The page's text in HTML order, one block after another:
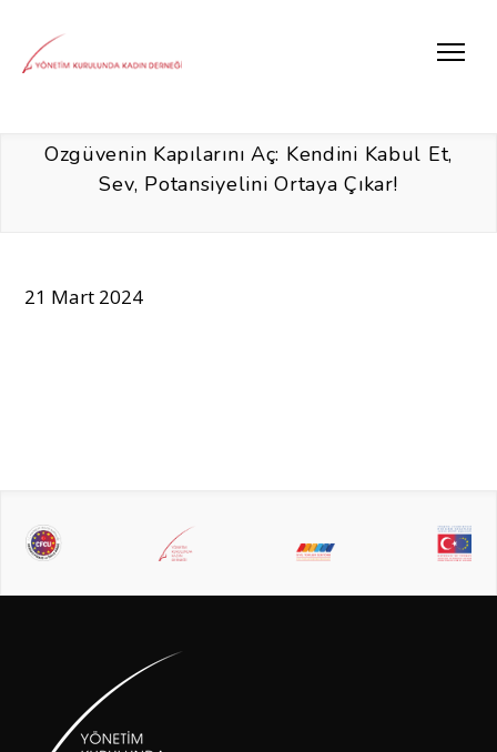
Özgüvenin Kapılarını Aç: Kendini Kabul Et,
Sev, Potansiyelini Ortaya Çıkar!
21 Mart 2024